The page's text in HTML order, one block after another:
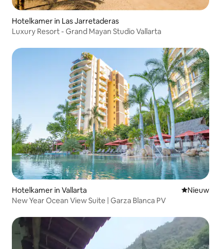
Hotelkamer in Las Jarretaderas
Luxury Resort - Grand Mayan Studio Vallarta
Hotelkamer in Vallarta Nieuwe
Nieuw
New Year Ocean View Suite | Garza Blanca PV